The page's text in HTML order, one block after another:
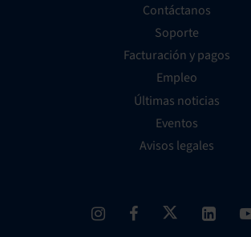
Contáctanos
Soporte
Facturación y pagos
Empleo
Últimas noticias
Eventos
Avisos legales